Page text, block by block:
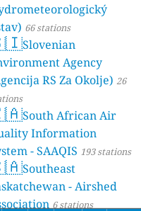
66 stations
Slovenian
Agency
RS Za Okolje) 26
South African Air
Information
- SAAQIS 193 stations
Southeast
- Airshed
6 stations